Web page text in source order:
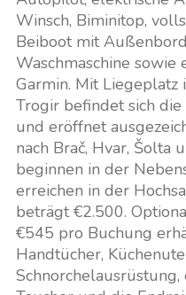
Winsch, Biminitop,
Beiboot mit
Waschmaschine
Garmin. Mit Liegeplatz
Trogir befindet sich
und eröffnet
nach Brač, Hvar, Šolta
beginnen in der
erreichen in der
beträgt €2.500.
€545 pro Buchung
Handtücher,